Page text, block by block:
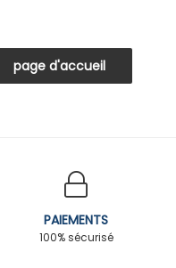
PAIEMENTS
100% sécurisé